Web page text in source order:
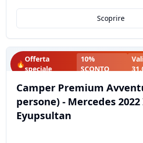
Scoprire
🔥
Offerta
speciale
10%
SCONTO
Camper Premium
persone) - Mercedes
Eyupsultan